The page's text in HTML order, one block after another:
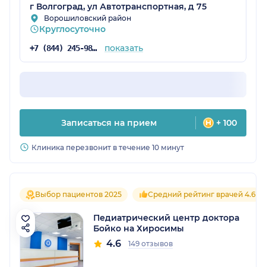
г Волгоград, ул Автотранспортная, д 75
Ворошиловский район
Круглосуточно
+7 (844) 245-98-54 показать
Записаться на прием + 100
Клиника перезвонит в течение 10 минут
Выбор пациентов 2025 Средний рейтинг врачей 4.6
Педиатрический центр доктора
Бойко на Хиросимы
4.6 149 отзывов